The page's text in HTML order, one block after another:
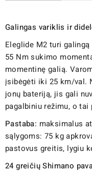
Galingas variklis ir
Eleglide M2 turi
55 Nm sukimo
momentinę galią.
įsibėgėti iki 25 km/val.
jonų bateriją, jis gali
pagalbiniu režimu, o
Pastaba: maksimalus
sąlygoms: 75 kg
pastovus greitis, lygiu
24 greičių Shimano